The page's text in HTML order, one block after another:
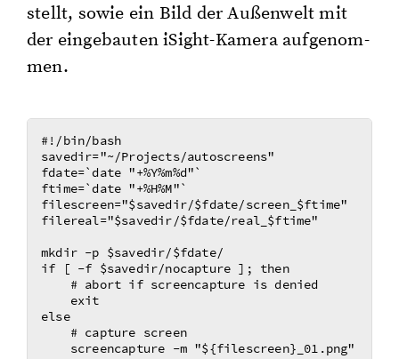
stellt, sowie ein Bild der Au­ßen­welt mit
der ein­ge­bau­ten iSight-Ka­me­ra auf­ge­nom­
men.
#!/bin/bash
savedir="~/Projects/autoscreens"
fdate=`date "+%Y%m%d"`
ftime=`date "+%H%M"`
filescreen="$savedir/$fdate/screen_$ftime"
filereal="$savedir/$fdate/real_$ftime"
mkdir -p $savedir/$fdate/
if [ -f $savedir/nocapture ]; then
    # abort if screencapture is denied
    exit
else
    # capture screen
    screencapture -m "${filescreen}_01.png"